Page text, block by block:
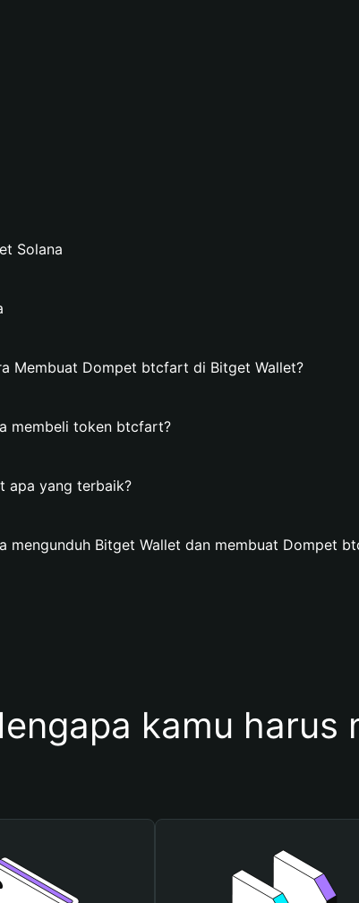
Solana
Membuat Dompet btcfart di Bitget Wallet?
membeli token btcfart?
apa yang terbaik?
mengunduh Bitget Wallet dan membuat Dompet
kamu